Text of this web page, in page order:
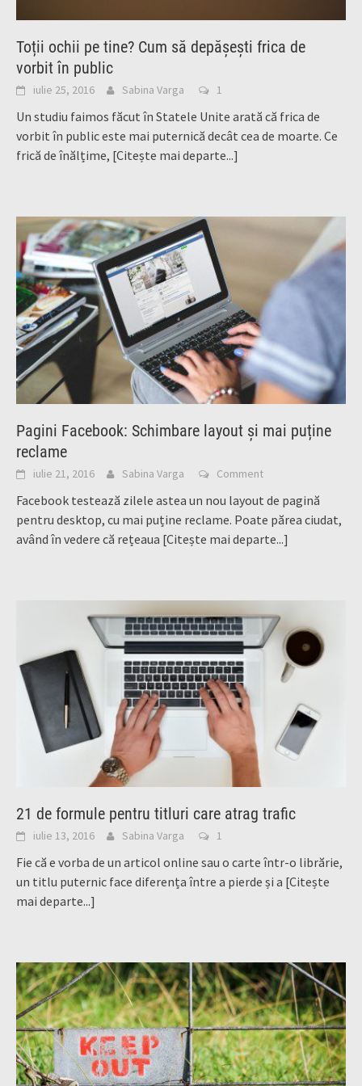
Toții ochii pe tine? Cum să depășești frica de
vorbit în public
iulie 25, 2016 Sabina Varga 1
Un studiu faimos făcut în Statele Unite arată că frica de
vorbit în public este mai puternică decât cea de moarte. Ce
frică de înălțime, [Citește mai departe...]
Pagini Facebook: Schimbare layout și mai puține
reclame
iulie 21, 2016 Sabina Varga Comment
Facebook testează zilele astea un nou layout de pagină
pentru desktop, cu mai puține reclame. Poate părea ciudat,
având în vedere că rețeaua [Citește mai departe...]
21 de formule pentru titluri care atrag trafic
iulie 13, 2016 Sabina Varga 1
Fie că e vorba de un articol online sau o carte într-o librărie,
un titlu puternic face diferența între a pierde și a [Citește
mai departe...]